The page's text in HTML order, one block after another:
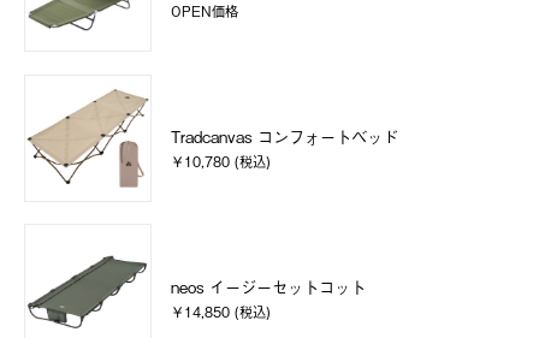
OPEN価格
Tradcanvas コンフォートベッド
￥10,780 (税込)
neos イージーセットコット
￥14,850 (税込)